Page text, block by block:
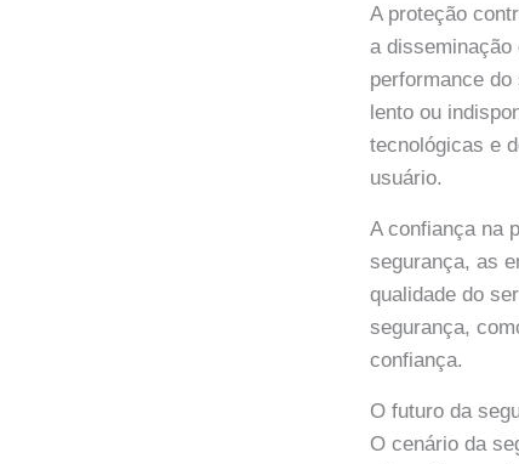
A proteção
a
performance
lento ou
tecnológicas e
usuário.
A confiança na
segurança, as
qualidade do
segurança,
confiança.
O futuro da
O cenário da